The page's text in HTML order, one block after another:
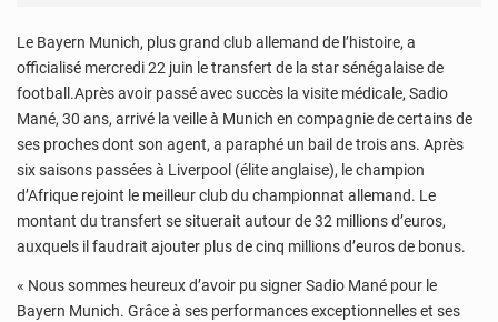
Le Bayern Munich, plus grand club allemand de l’histoire, a
officialisé mercredi 22 juin le transfert de la star sénégalaise de
football.Après avoir passé avec succès la visite médicale, Sadio
Mané, 30 ans, arrivé la veille à Munich en compagnie de certains de
ses proches dont son agent, a paraphé un bail de trois ans. Après
six saisons passées à Liverpool (élite anglaise), le champion
d’Afrique rejoint le meilleur club du championnat allemand. Le
montant du transfert se situerait autour de 32 millions d’euros,
auxquels il faudrait ajouter plus de cinq millions d’euros de bonus.
« Nous sommes heureux d’avoir pu signer Sadio Mané pour le
Bayern Munich. Grâce à ses performances exceptionnelles et ses